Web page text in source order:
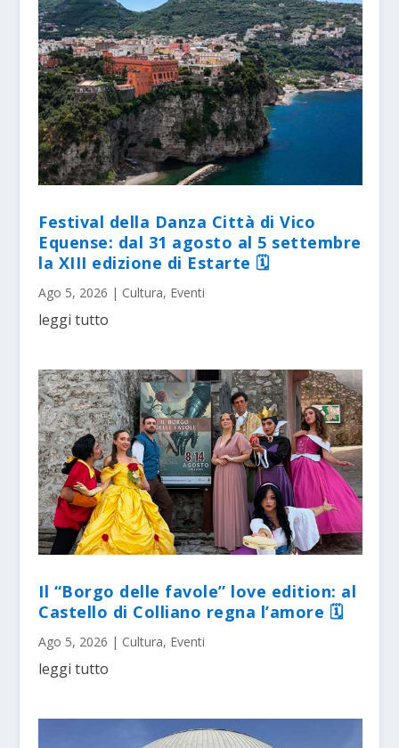
Festival della Danza Città di Vico
Equense: dal 31 agosto al 5 settembre
la XIII edizione di Estarte 🗓
Ago 5, 2026 | Cultura, Eventi
leggi tutto
Il “Borgo delle favole” love edition: al
Castello di Colliano regna l’amore 🗓
Ago 5, 2026 | Cultura, Eventi
leggi tutto